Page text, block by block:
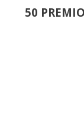
50